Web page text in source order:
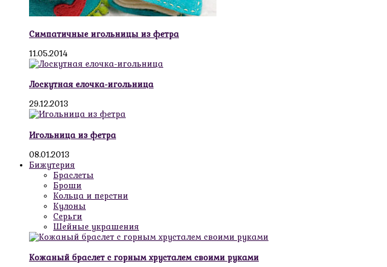
Симпатичные игольницы из фетра
11.05.2014
Лоскутная елочка-игольница
29.12.2013
Игольница из фетра
08.01.2013
Бижутерия
Браслеты
Броши
Кольца и перстни
Кулоны
Серьги
Шейные украшения
Кожаный браслет с горным хрусталем своими руками